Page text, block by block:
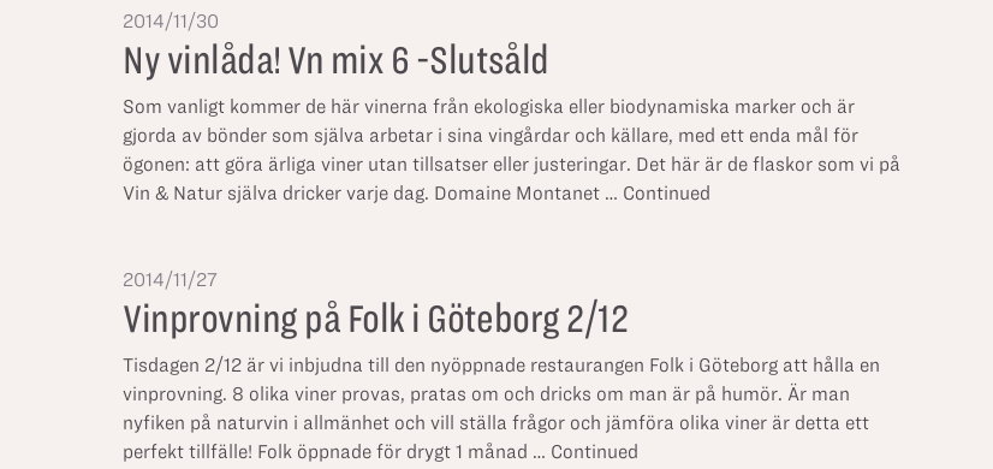
2014/11/30
Ny vinlåda! Vn mix 6 -Slutsåld
Som vanligt kommer de här vinerna från ekologiska eller biodynamiska marker och är
gjorda av bönder som själva arbetar i sina vingårdar och källare, med ett enda mål för
ögonen: att göra ärliga viner utan tillsatser eller justeringar. Det här är de flaskor som vi på
Vin & Natur själva dricker varje dag. Domaine Montanet … Continued
2014/11/27
Vinprovning på Folk i Göteborg 2/12
Tisdagen 2/12 är vi inbjudna till den nyöppnade restaurangen Folk i Göteborg att hålla en
vinprovning. 8 olika viner provas, pratas om och dricks om man är på humör. Är man
nyfiken på naturvin i allmänhet och vill ställa frågor och jämföra olika viner är detta ett
perfekt tillfälle! Folk öppnade för drygt 1 månad … Continued